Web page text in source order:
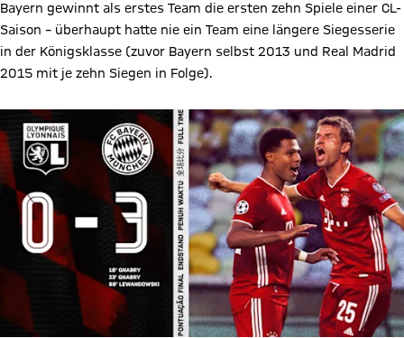
Bayern gewinnt als erstes Team die ersten zehn Spiele einer CL-
Saison – überhaupt hatte nie ein Team eine längere Siegesserie
in der Königsklasse (zuvor Bayern selbst 2013 und Real Madrid
2015 mit je zehn Siegen in Folge).